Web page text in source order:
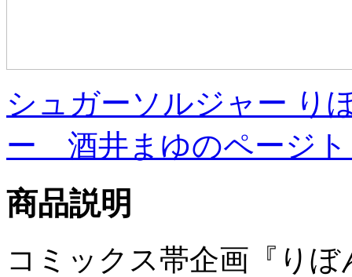
シュガーソルジャー り
ー 酒井まゆのページ
商品説明
コミックス帯企画『り